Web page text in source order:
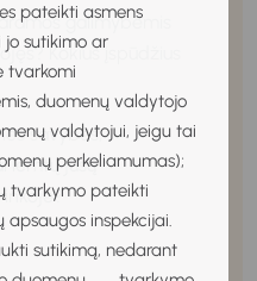
pateikti asmens
jo sutikimo ar
tvarkomi
duomenų valdytojo
valdytojui, jeigu tai
perkeliamumas);
tvarkymo pateikti
inspekcijai.
sutikimą, nedarant
galimybėmis
Kokius įspūdžius
savybės,
lemtų jūsų